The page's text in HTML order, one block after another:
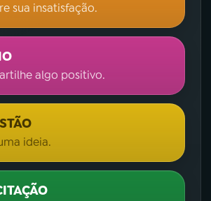
sua insatisfação.
algo positivo.
ideia.